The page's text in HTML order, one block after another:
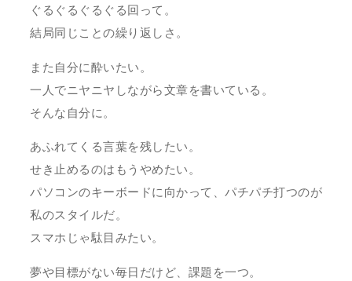
ぐるぐるぐるぐる回って。
結局同じことの繰り返しさ。
また自分に酔いたい。
一人でニヤニヤしながら文章を書いている。
そんな自分に。
あふれてくる言葉を残したい。
せき止めるのはもうやめたい。
パソコンのキーボードに向かって、パチパチ打つのが
私のスタイルだ。
スマホじゃ駄目みたい。
夢や目標がない毎日だけど、課題を一つ。